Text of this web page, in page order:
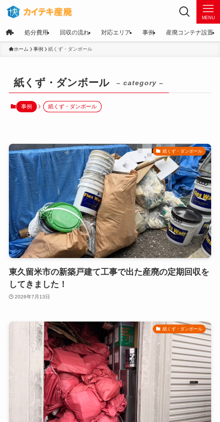
MENU
処分費用 回収の流れ 対応エリア 事例 産廃コンテナ設置
ホーム 事例 紙くず・ダンボール
紙くず・ダンボール – category –
事例 紙くず・ダンボール
紙くず・ダンボール
東久留米市の新築戸建て工事で出た産廃の定期回収を
してきました！
2026年7月13日
紙くず・ダンボール